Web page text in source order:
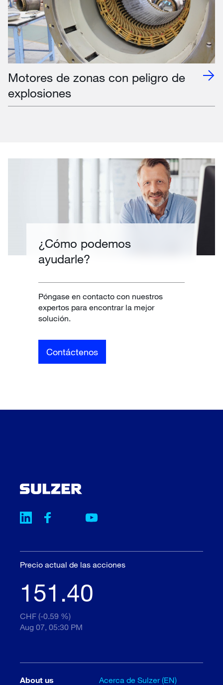
Motores de zonas con peligro de
explosiones
¿Cómo podemos
ayudarle?
Póngase en contacto con nuestros
expertos para encontrar la mejor
solución.
Contáctenos
Precio actual de las acciones
151.40
CHF (-0.59 %)
Aug 07, 05:30 PM
About us
Acerca de Sulzer (EN)